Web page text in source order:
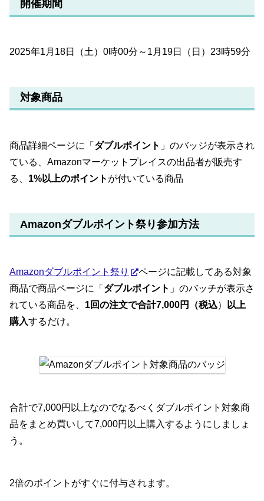
開催期間
2025年1月18日（土）0時00分～1月19日（日）23時59分
対象商品
商品詳細ページに「 ダブルポイント 」のバッジが表示され
ている、Amazonマーケットプレイスの出品者が販売す
る、 1%以上のポイント が付いている商品
Amazonダブルポイント祭り参加方法
Amazonダブルポイント祭り
ページに記載してある対象
商品で商品ページに「 ダブルポイント 」のバッチが表示さ
れている商品を、 1回の注文で合計7,000円（税込）
以上
購入するだけ。
合計で7,000円以上なのでなるべくダブルポイント対象商
品をまとめ買いして7,000円以上購入するようにしましょ
う。
2倍のポイントがすぐに付与されます。